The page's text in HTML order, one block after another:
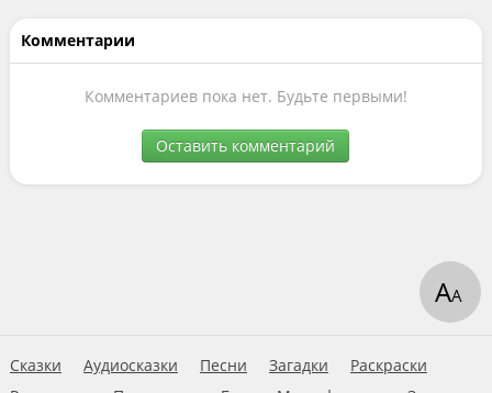
Комментарии
Комментариев пока нет. Будьте первыми!
Оставить комментарий
Сказки Аудиосказки Песни Загадки
Раскраски
АА